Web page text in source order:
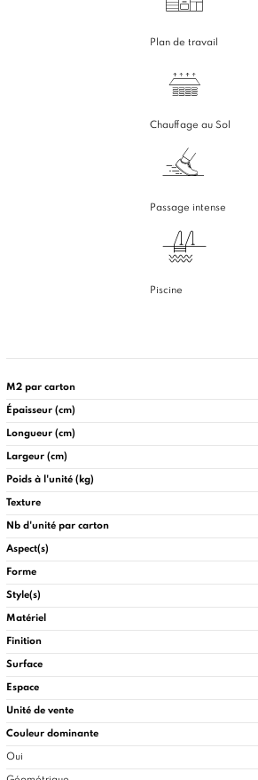
Plan de travail
Chauffage au Sol
Passage intense
Piscine
M2 par carton
Épaisseur (cm)
Longueur (cm)
Largeur (cm)
Poids à l'unité (kg)
Texture
Nb d'unité par carton
Aspect(s)
Forme
Style(s)
Matériel
Finition
Surface
Espace
Unité de vente
Couleur dominante
Oui